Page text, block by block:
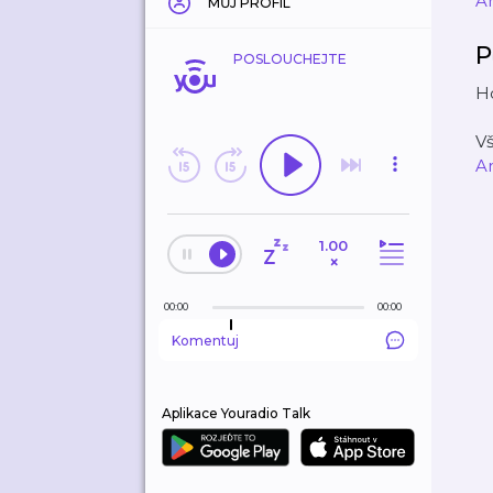
POSLOUCHEJTE
1.00
×
00:00 00:00
Komentuj
Aplikace Youradio Talk